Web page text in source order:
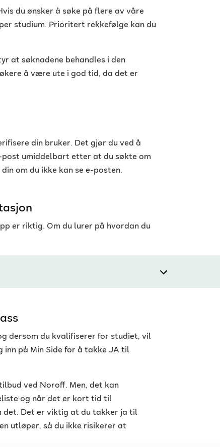
du ønsker å søke på flere av våre
per studium. Prioritert rekkefølge kan du
at søknadene behandles i den
å være ute i god tid, da det er
din bruker. Det gjør du ved å
umiddelbart etter at du søkte om
om du ikke kan se e-posten.
er riktig. Om du lurer på hvordan du
dersom du kvalifiserer for studiet, vil
inn på Min Side for å takke JA til
ved Noroff. Men, det kan
og når det er kort tid til
det. Det er viktig at du takker ja til
utløper, så du ikke risikerer at